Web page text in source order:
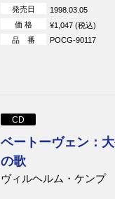
発売日
1998.03.05
価 格
¥1,047 (税込)
品 番
POCG-90117
CD
ベートーヴェン：
の歌
ヴィルヘルム・ケンプ